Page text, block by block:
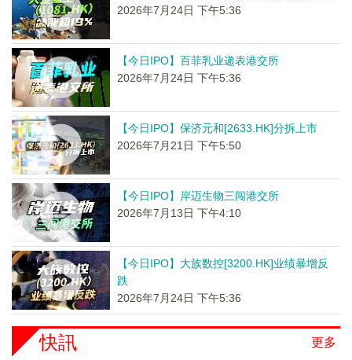
2026年7月24日 下午5:36
【今日IPO】百菲乳业递表港交所
2026年7月24日 下午5:36
【今日IPO】保济元和[2633.HK]分拆上市
2026年7月21日 下午5:50
【今日IPO】岸迈生物三闯港交所
2026年7月13日 下午4:10
【今日IPO】大族数控[3200.HK]业绩暴增反
跌
2026年7月24日 下午5:36
更多
快訊